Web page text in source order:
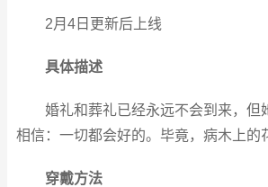
2月4日更新后上线
具体描述
婚礼和葬礼已经永远不会到来，但
相信：一切都会好的。毕竟，病木上的
穿戴方法